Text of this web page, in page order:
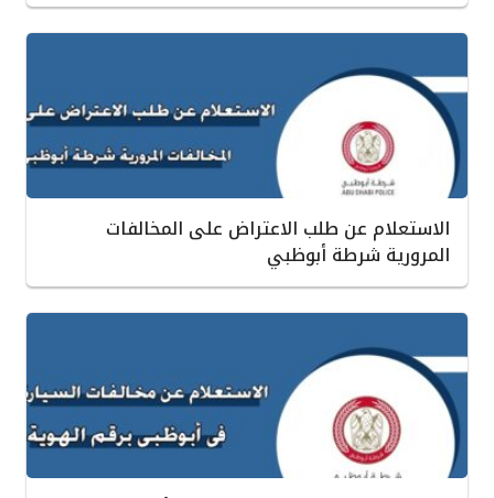
الاستعلام عن طلب الاعتراض على المخالفات
المرورية شرطة أبوظبي